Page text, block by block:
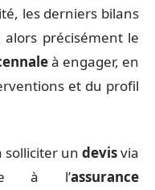
les derniers bilans
alors précisément le
à engager, en
et du profil
solliciter un devisvia
à l’assurance